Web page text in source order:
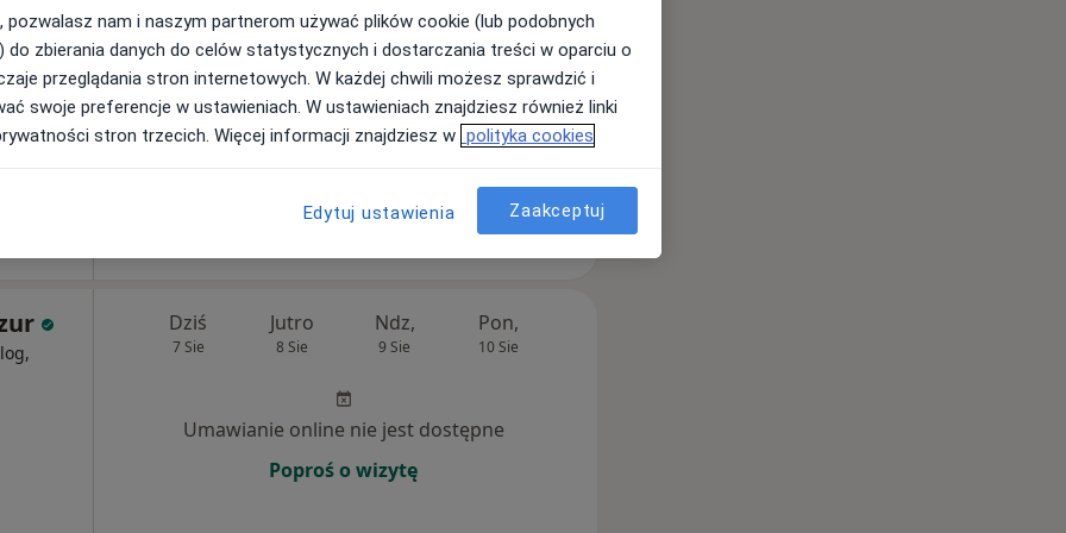
Mapa
Umawianie online nie jest dostępne
Poproś o wizytę
Dziś
7 Sie
Jutro
8 Sie
Ndz,
9 Sie
Pon,
10 Sie
Umawianie online nie jest dostępne
Poproś o wizytę
pozwalasz nam i naszym partnerom używać plików cookie (lub podobnych
do zbierania danych do celów statystycznych i dostarczania treści w oparciu o
przeglądania stron internetowych. W każdej chwili możesz sprawdzić i
swoje preferencje w ustawieniach. W ustawieniach znajdziesz również linki
stron trzecich. Więcej informacji znajdziesz w polityka cookies
Edytuj ustawienia Zaakceptuj